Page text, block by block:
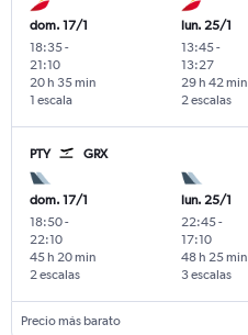
dom. 17/1
18:35-
21:10
1 escala
20 h 35 min
lun. 25/1
13:45-
13:27
2 escalas
29 h 42 min
PTY GRX
dom. 17/1
18:50-
22:10
2 escalas
45 h 20 min
lun. 25/1
22:45-
17:10
3 escalas
48 h 25 min
Precio más barato